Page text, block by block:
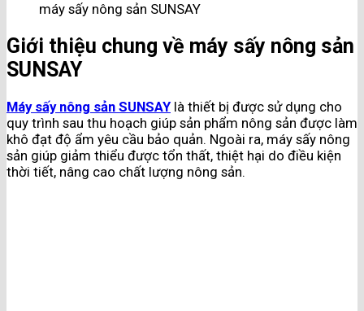
máy sấy nông sản SUNSAY
Giới thiệu chung về máy sấy nông sản
SUNSAY
Máy sấy nông sản SUNSAY là thiết bị được sử dụng cho
quy trình sau thu hoạch giúp sản phẩm nông sản được làm
khô đạt độ ẩm yêu cầu bảo quản. Ngoài ra, máy sấy nông
sản giúp giảm thiểu được tổn thất, thiệt hại do điều kiện
thời tiết, nâng cao chất lượng nông sản.